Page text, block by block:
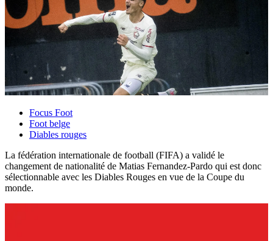
Focus Foot
Foot belge
Diables rouges
La fédération internationale de football (FIFA) a validé le
changement de nationalité de Matias Fernandez-Pardo qui est donc
sélectionnable avec les Diables Rouges en vue de la Coupe du
monde.